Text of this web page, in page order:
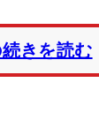
ッポンハム
定でした。
きを読む